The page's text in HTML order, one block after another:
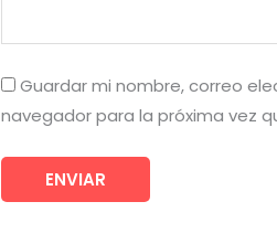
Guardar mi nombre, correo
navegador para la próxima vez